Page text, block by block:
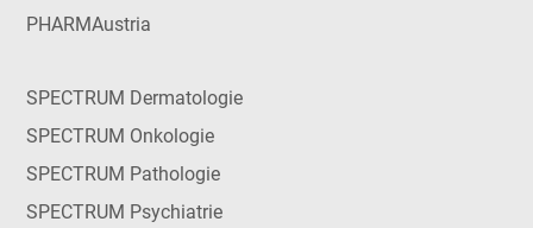
PHARMAustria
SPECTRUM Dermatologie
SPECTRUM Onkologie
SPECTRUM Pathologie
SPECTRUM Psychiatrie